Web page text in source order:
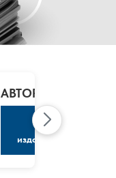
АВТОРЕВЮ
К
изданию